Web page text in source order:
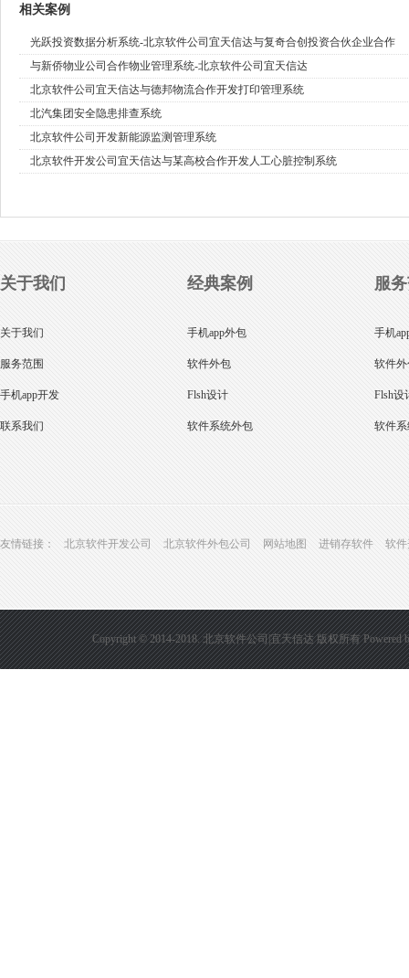
相关案例
光跃投资数据分析系统-北京软件公司宜天信达与复奇合创投资合伙企业合作
与新侨物业公司合作物业管理系统-北京软件公司宜天信达
北京软件公司宜天信达与德邦物流合作开发打印管理系统
北汽集团安全隐患排查系统
北京软件公司开发新能源监测管理系统
北京软件开发公司宜天信达与某高校合作开发人工心脏控制系统
关于我们
关于我们
服务范围
手机app开发
联系我们
经典案例
手机app外包
软件外包
Flsh设计
软件系统外包
服
手机
软件
Flsh设
软件
友情链接： 北京软件开发公司 北京软件外包公司 网站地图 进销存软件 软
Copyright © 2014-2018. 北京软件公司|宜天信达 版权所有Powered